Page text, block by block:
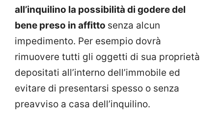
all’inquilino la possibilità di godere del
bene preso in affitto senza alcun
impedimento. Per esempio dovrà
rimuovere tutti gli oggetti di sua proprietà
depositati all’interno dell’immobile ed
evitare di presentarsi spesso o senza
preavviso a casa dell’inquilino.